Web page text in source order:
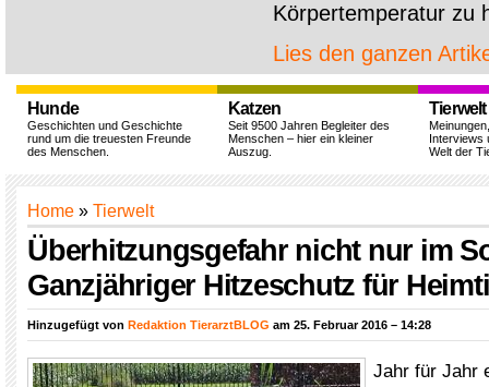
Körpertemperatur zu
Lies den ganzen
Hunde
Geschichten und Geschichte
rund um die treuesten Freunde
des Menschen.
Katzen
Seit 9500 Jahren Begleiter des
Menschen – hier ein kleiner
Auszug.
Tierwelt
Interviews
Welt der
Home » Tierwelt
Überhitzungsgefahr nicht nur im
Ganzjähriger Hitzeschutz für
Hinzugefügt von Redaktion TierarztBLOG am 25. Februar 2016 – 14:28
Jahr für Jahr